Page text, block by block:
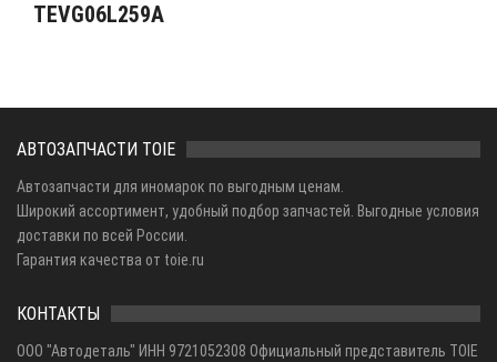
TEVG06L259A
АВТОЗАПЧАСТИ TOIE
Автозапчасти для иномарок по выгодным ценам.
Широкий ассортимент, удобный подбор запчастей. Выгодные условия
доставки по всей России.
Гарантия качества от toie.ru
КОНТАКТЫ
ООО "Автодеталь" ИНН 9721052308 Официальный представитель TOIE